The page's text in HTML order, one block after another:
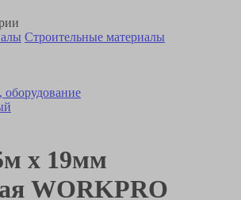
Строительные материалы
х 19мм
WORKPRO